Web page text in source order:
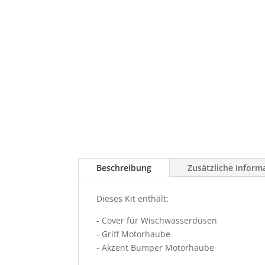
Beschreibung Zusätzliche
Dieses Kit enthält:
- Cover für Wischwasserdüsen
- Griff Motorhaube
- Akzent Bumper Motorhaube